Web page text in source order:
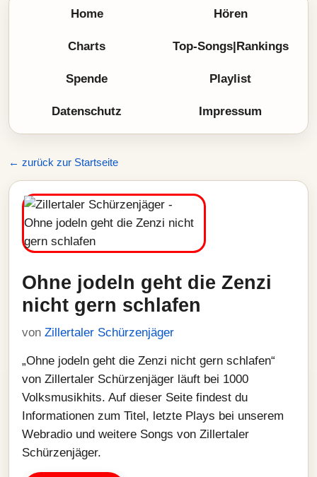
Home Hören
Charts Top-Songs|Rankings
Spende Playlist
Datenschutz Impressum
← zurück zur Startseite
Ohne jodeln geht die Zenzi
nicht gern schlafen
von Zillertaler Schürzenjäger
„Ohne jodeln geht die Zenzi nicht gern schlafen“
von Zillertaler Schürzenjäger läuft bei 1000
Volksmusikhits. Auf dieser Seite findest du
Informationen zum Titel, letzte Plays bei unserem
Webradio und weitere Songs von Zillertaler
Schürzenjäger.